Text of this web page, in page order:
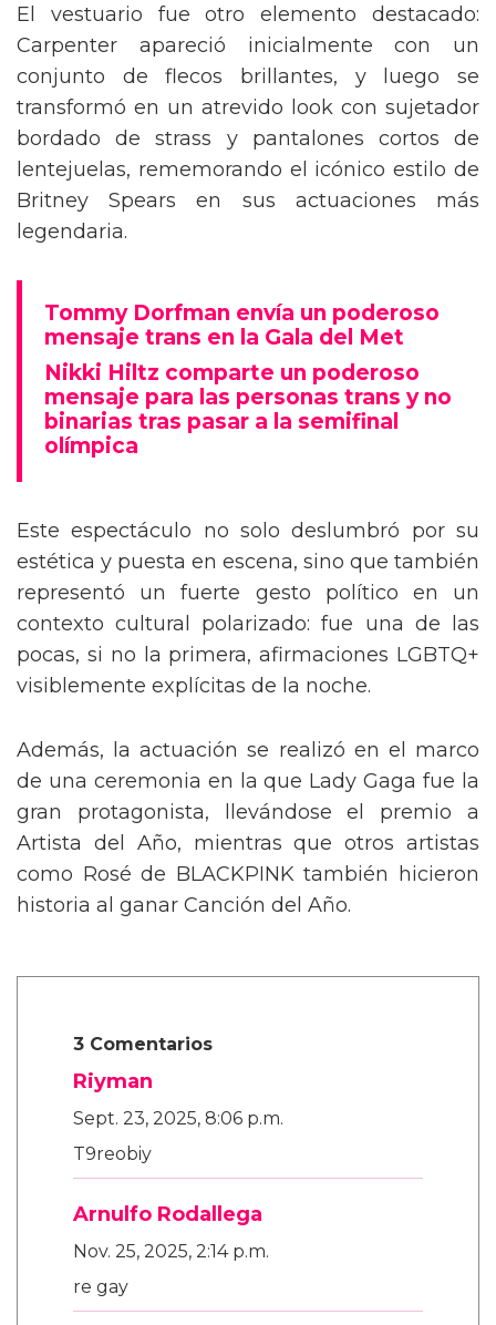
El vestuario fue otro elemento destacado:
Carpenter apareció inicialmente con un
conjunto de flecos brillantes, y luego se
transformó en un atrevido look con sujetador
bordado de strass y pantalones cortos de
lentejuelas, rememorando el icónico estilo de
Britney Spears en sus actuaciones más
legendaria.
Tommy Dorfman envía un poderoso
mensaje trans en la Gala del Met
Nikki Hiltz comparte un poderoso
mensaje para las personas trans y no
binarias tras pasar a la semifinal
olímpica
Este espectáculo no solo deslumbró por su
estética y puesta en escena, sino que también
representó un fuerte gesto político en un
contexto cultural polarizado: fue una de las
pocas, si no la primera, afirmaciones LGBTQ+
visiblemente explícitas de la noche.
Además, la actuación se realizó en el marco
de una ceremonia en la que Lady Gaga fue la
gran protagonista, llevándose el premio a
Artista del Año, mientras que otros artistas
como Rosé de BLACKPINK también hicieron
historia al ganar Canción del Año.
3 Comentarios
Riyman
Sept. 23, 2025, 8:06 p.m.
T9reobiy
Arnulfo Rodallega
Nov. 25, 2025, 2:14 p.m.
re gay